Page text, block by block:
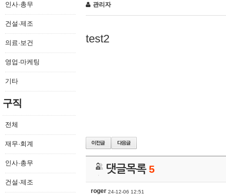
인사·총무
건설·제조
의료·보건
영업·마케팅
기타
구직
전체
재무·회계
인사·총무
건설·제조
관리자
test2
댓글목록5
roger 24-12-06 12:51